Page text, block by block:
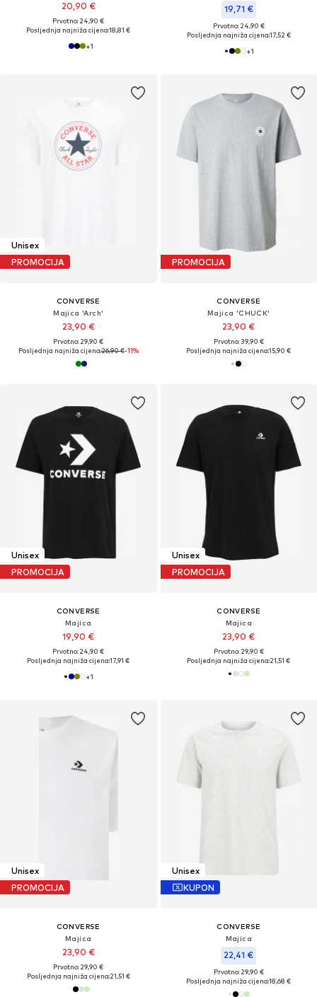
20,90 €
Prvotno: 24,90 €
Posljednja najniža cijena:18,81 €
+1
19,71 €
Prvotno: 24,90 €
Posljednja najniža cijena:17,52 €
+1
Unisex
PROMOCIJA
CONVERSE
Majica 'Arch'
23,90 €
Prvotno: 29,90 €
Posljednja najniža cijena:26,90 €-11%
PROMOCIJA
CONVERSE
Majica 'CHUCK'
23,90 €
Prvotno: 39,90 €
Posljednja najniža cijena:15,90 €
Unisex
PROMOCIJA
CONVERSE
Majica
19,90 €
Prvotno: 24,90 €
Posljednja najniža cijena:17,91 €
+1
Unisex
PROMOCIJA
CONVERSE
Majica
23,90 €
Prvotno: 29,90 €
Posljednja najniža cijena:21,51 €
Unisex
PROMOCIJA
CONVERSE
Majica
23,90 €
Prvotno: 29,90 €
Posljednja najniža cijena:21,51 €
Unisex
KUPON
CONVERSE
Majica
22,41 €
Prvotno: 29,90 €
Posljednja najniža cijena:18,68 €